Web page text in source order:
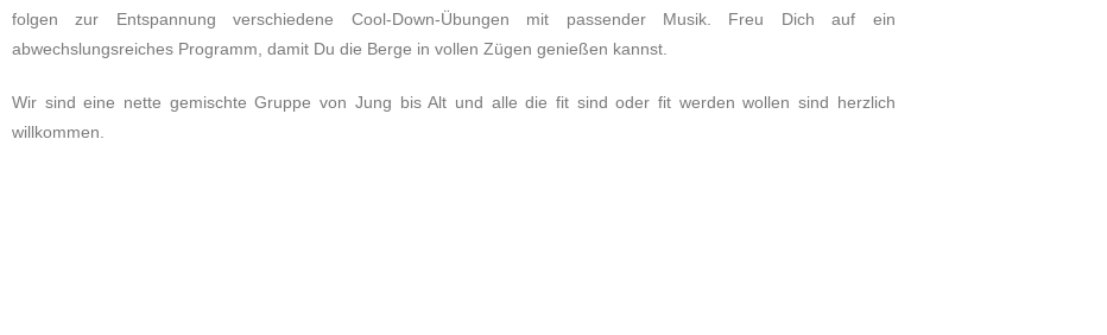
folgen zur Entspannung verschiedene Cool-Down-Übungen mit passender Musik. Freu Dich auf ein
abwechslungsreiches Programm, damit Du die Berge in vollen Zügen genießen kannst.
Wir sind eine nette gemischte Gruppe von Jung bis Alt und alle die fit sind oder fit werden wollen sind herzlich
willkommen.